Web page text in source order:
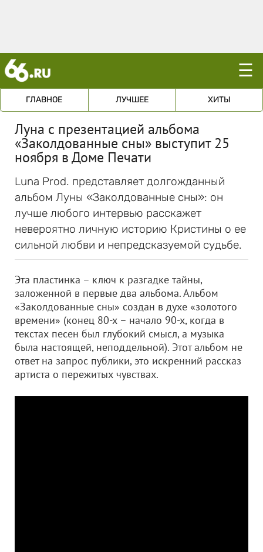
☰
ГЛАВНОЕ ЛУЧШЕЕ ХИТЫ
Луна с презентацией альбома
«Заколдованные сны» выступит 25
ноября в Доме Печати
Luna Prod. представляет долгожданный
альбом Луны «Заколдованные сны»: он
лучше любого интервью расскажет
невероятно личную историю Кристины о ее
сильной любви и непредсказуемой судьбе.
Эта пластинка – ключ к разгадке тайны,
заложенной в первые два альбома. Альбом
«Заколдованные сны» создан в духе «золотого
времени» (конец 80-х – начало 90-х, когда в
текстах песен был глубокий смысл, а музыка
была настоящей, неподдельной). Этот альбом не
ответ на запрос публики, это искренний рассказ
артиста о пережитых чувствах.